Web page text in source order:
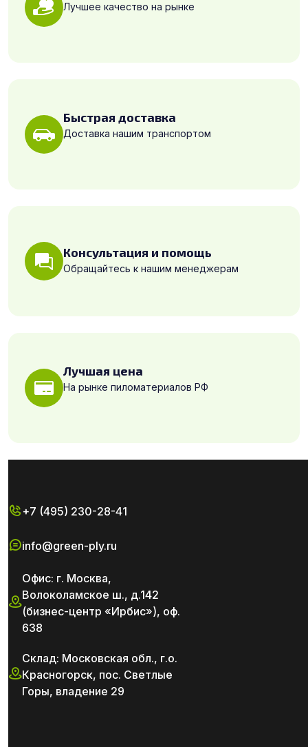
Лучшее качество на рынке
Быстрая доставка
Доставка нашим транспортом
Консультация и помощь
Обращайтесь к нашим менеджерам
Лучшая цена
На рынке пиломатериалов РФ
+7 (495) 230-28-41
info@green-ply.ru
Офис: г. Москва,
Волоколамское ш., д.142
(бизнес-центр «Ирбис»), оф.
638
Склад: Московская обл., г.о.
Красногорск, пос. Светлые
Горы, владение 29